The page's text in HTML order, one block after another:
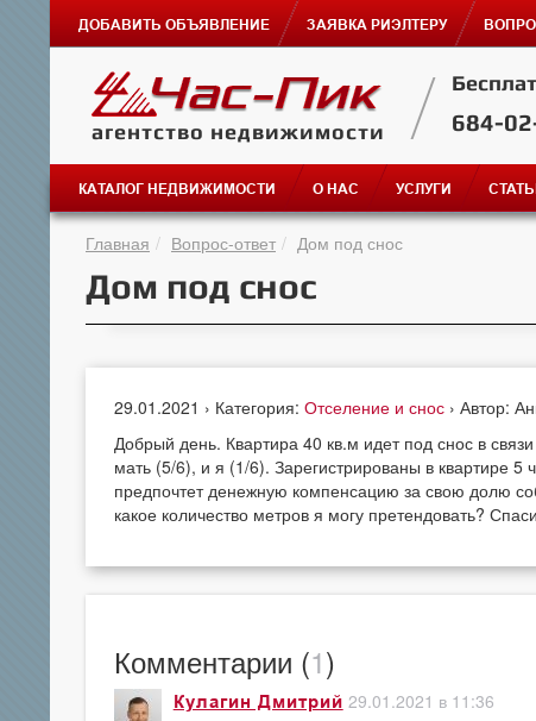
ДОБАВИТЬ ОБЪЯВЛЕНИЕ ЗАЯВКА РИЭЛТЕРУ
агентство недвижимости 684-
КАТАЛОГ НЕДВИЖИМОСТИ О НАС УСЛУГИ
Главная Вопрос-ответ Дом под снос
Дом под снос
29.01.2021 › Категория: Отселение и снос › Автор:
Добрый день. Квартира 40 кв.м идет под снос в
мать (5/6), и я (1/6). Зарегистрированы в квартире
предпочтет денежную компенсацию за свою долю
какое количество метров я могу претендовать?
Комментарии (1)
Кулагин Дмитрий 29.01.2021 в 11:36